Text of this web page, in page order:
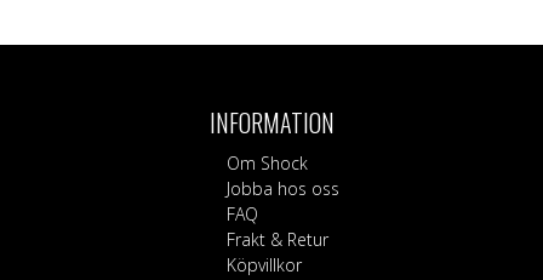
INFORMATION
Om Shock
Jobba hos oss
FAQ
Frakt & Retur
Köpvillkor